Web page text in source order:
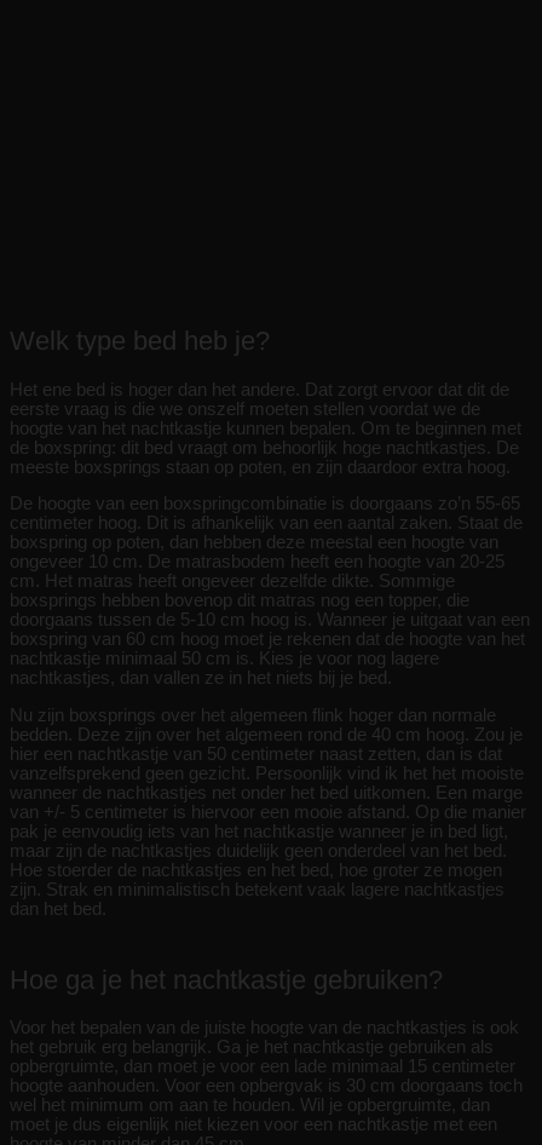
Welk type bed heb je?
Het ene bed is hoger dan het andere. Dat zorgt ervoor dat dit de
eerste vraag is die we onszelf moeten stellen voordat we de
hoogte van het nachtkastje kunnen bepalen. Om te beginnen met
de boxspring: dit bed vraagt om behoorlijk hoge nachtkastjes. De
meeste boxsprings staan op poten, en zijn daardoor extra hoog.
De hoogte van een boxspringcombinatie is doorgaans zo’n 55-65
centimeter hoog. Dit is afhankelijk van een aantal zaken. Staat de
boxspring op poten, dan hebben deze meestal een hoogte van
ongeveer 10 cm. De matrasbodem heeft een hoogte van 20-25
cm. Het matras heeft ongeveer dezelfde dikte. Sommige
boxsprings hebben bovenop dit matras nog een topper, die
doorgaans tussen de 5-10 cm hoog is. Wanneer je uitgaat van een
boxspring van 60 cm hoog moet je rekenen dat de hoogte van het
nachtkastje minimaal 50 cm is. Kies je voor nog lagere
nachtkastjes, dan vallen ze in het niets bij je bed.
Nu zijn boxsprings over het algemeen flink hoger dan normale
bedden. Deze zijn over het algemeen rond de 40 cm hoog. Zou je
hier een nachtkastje van 50 centimeter naast zetten, dan is dat
vanzelfsprekend geen gezicht. Persoonlijk vind ik het het mooiste
wanneer de nachtkastjes net onder het bed uitkomen. Een marge
van +/- 5 centimeter is hiervoor een mooie afstand. Op die manier
pak je eenvoudig iets van het nachtkastje wanneer je in bed ligt,
maar zijn de nachtkastjes duidelijk geen onderdeel van het bed.
Hoe stoerder de nachtkastjes en het bed, hoe groter ze mogen
zijn. Strak en minimalistisch betekent vaak lagere nachtkastjes
dan het bed.
Hoe ga je het nachtkastje gebruiken?
Voor het bepalen van de juiste hoogte van de nachtkastjes is ook
het gebruik erg belangrijk. Ga je het nachtkastje gebruiken als
opbergruimte, dan moet je voor een lade minimaal 15 centimeter
hoogte aanhouden. Voor een opbergvak is 30 cm doorgaans toch
wel het minimum om aan te houden. Wil je opbergruimte, dan
moet je dus eigenlijk niet kiezen voor een nachtkastje met een